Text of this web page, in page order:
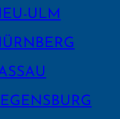
ULM